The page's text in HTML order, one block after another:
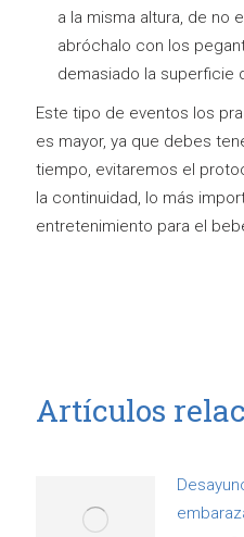
a la misma altura, de no
abróchalo con los
demasiado la superficie
Este tipo de eventos los
es mayor, ya que debes
tiempo, evitaremos el
la continuidad, lo más
entretenimiento para el
Artículos